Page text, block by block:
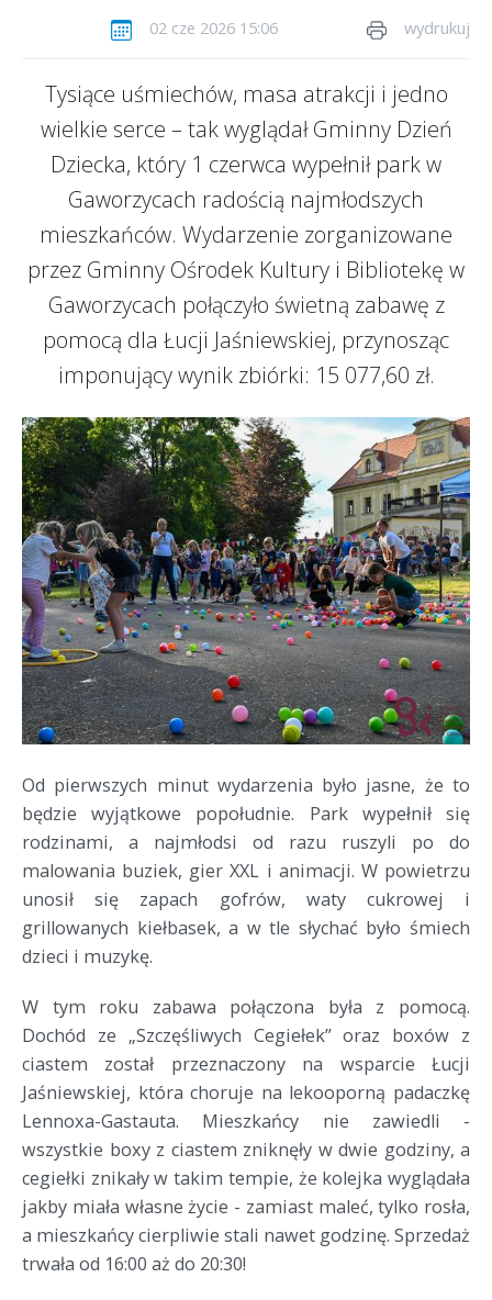
02 cze 2026 15:06 wydrukuj
Tysiące uśmiechów, masa atrakcji i jedno
wielkie serce – tak wyglądał Gminny Dzień
Dziecka, który 1 czerwca wypełnił park w
Gaworzycach radością najmłodszych
mieszkańców. Wydarzenie zorganizowane
przez Gminny Ośrodek Kultury i Bibliotekę w
Gaworzycach połączyło świetną zabawę z
pomocą dla Łucji Jaśniewskiej, przynosząc
imponujący wynik zbiórki: 15 077,60 zł.
Od pierwszych minut wydarzenia było jasne, że to
będzie wyjątkowe popołudnie. Park wypełnił się
rodzinami, a najmłodsi od razu ruszyli po do
malowania buziek, gier XXL i animacji. W powietrzu
unosił się zapach gofrów, waty cukrowej i
grillowanych kiełbasek, a w tle słychać było śmiech
dzieci i muzykę.
W tym roku zabawa połączona była z pomocą.
Dochód ze „Szczęśliwych Cegiełek” oraz boxów z
ciastem został przeznaczony na wsparcie Łucji
Jaśniewskiej, która choruje na lekooporną padaczkę
Lennoxa-Gastauta. Mieszkańcy nie zawiedli -
wszystkie boxy z ciastem zniknęły w dwie godziny, a
cegiełki znikały w takim tempie, że kolejka wyglądała
jakby miała własne życie - zamiast maleć, tylko rosła,
a mieszkańcy cierpliwie stali nawet godzinę. Sprzedaż
trwała od 16:00 aż do 20:30!